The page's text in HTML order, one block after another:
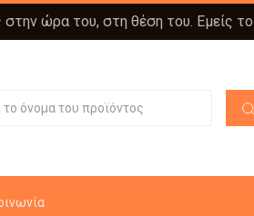
ώρα του, στη θέση του. Εμείς